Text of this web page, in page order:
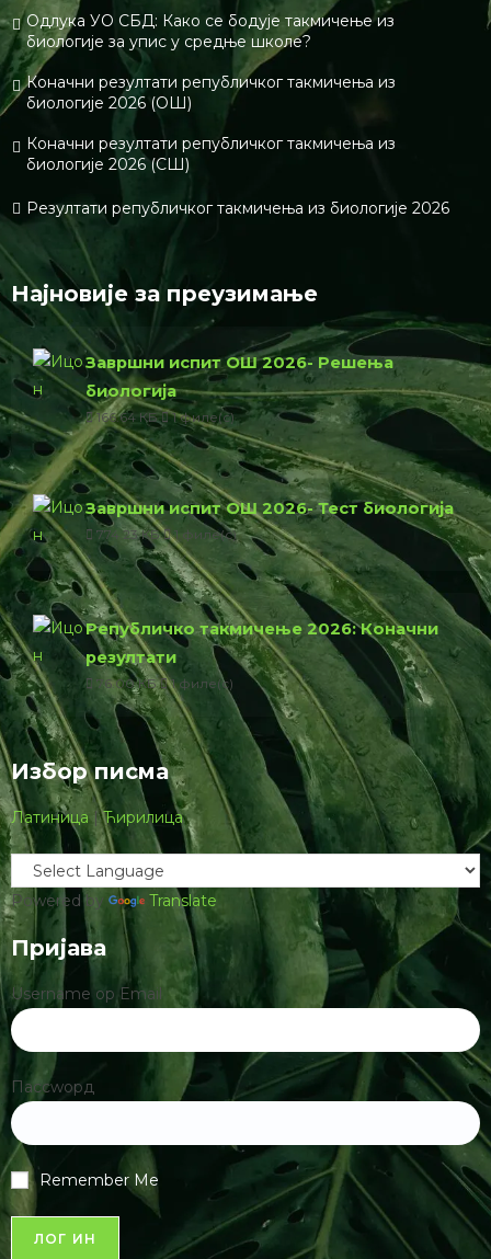
Одлука УО СБД: Како се бодује такмичење из
биологије за упис у средње школе?
Коначни резултати републичког такмичења из
биологије 2026 (ОШ)
Коначни резултати републичког такмичења из
биологије 2026 (СШ)
Резултати републичког такмичења из биологије 2026
Најновије за преузимање
Завршни испит ОШ 2026- Решења
биологија
166.64 КБ 1 филе(с)
Завршни испит ОШ 2026- Тест биологија
774.23 КБ 1 филе(с)
Републичко такмичење 2026: Коначни
резултати
76.00 КБ 1 филе(с)
Избор писма
Латиница|Ћирилица
Powered by Translate
Пријава
Username ор Email
Пассwорд
Remember Me